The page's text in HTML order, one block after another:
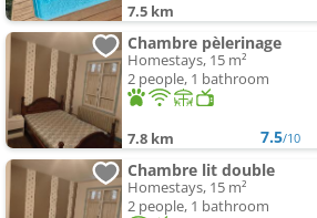
7.5 km
Chambre pèlerinage
Homestays, 15 m²
2 people, 1 bathroom
7.8 km 7.5/10
Chambre lit double
Homestays, 15 m²
2 people, 1 bathroom